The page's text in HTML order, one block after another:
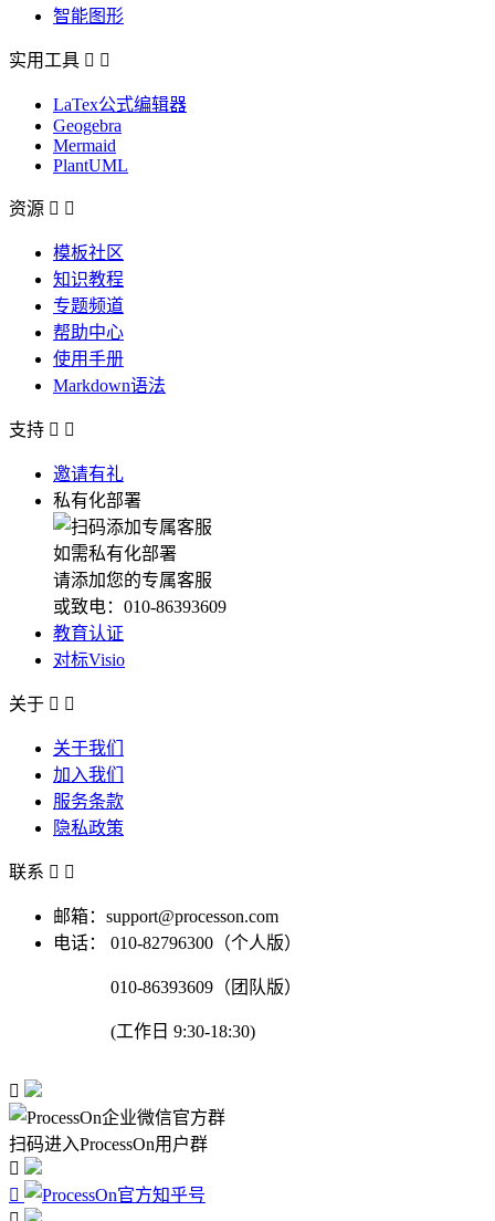
智能图形
实用工具  
LaTex公式编辑器
Geogebra
Mermaid
PlantUML
资源  
模板社区
知识教程
专题频道
帮助中心
使用手册
Markdown语法
支持  
邀请有礼
私有化部署
如需私有化部署
请添加您的专属客服
或致电：010-86393609
教育认证
对标Visio
关于  
关于我们
加入我们
服务条款
隐私政策
联系  
邮箱：support@processon.com
电话：
010-82796300（个人版）
010-86393609（团队版）
(工作日 9:30-18:30)

扫码进入ProcessOn用户群

